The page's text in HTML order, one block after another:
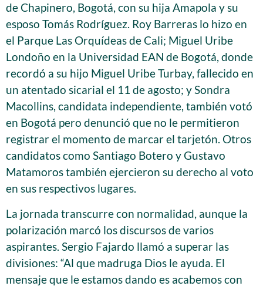
de Chapinero, Bogotá, con su hija Amapola y su
esposo Tomás Rodríguez. Roy Barreras lo hizo en
el Parque Las Orquídeas de Cali; Miguel Uribe
Londoño en la Universidad EAN de Bogotá, donde
recordó a su hijo Miguel Uribe Turbay, fallecido en
un atentado sicarial el 11 de agosto; y Sondra
Macollins, candidata independiente, también votó
en Bogotá pero denunció que no le permitieron
registrar el momento de marcar el tarjetón. Otros
candidatos como Santiago Botero y Gustavo
Matamoros también ejercieron su derecho al voto
en sus respectivos lugares.
La jornada transcurre con normalidad, aunque la
polarización marcó los discursos de varios
aspirantes. Sergio Fajardo llamó a superar las
divisiones: “Al que madruga Dios le ayuda. El
mensaje que le estamos dando es acabemos con